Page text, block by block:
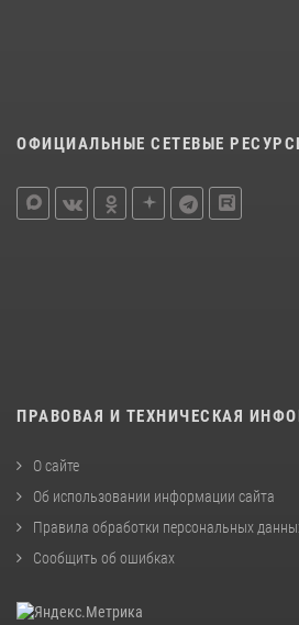
ОФИЦИАЛЬНЫЕ СЕТЕВЫЕ
ПРАВОВАЯ И ТЕХНИЧЕСКАЯ
О сайте
Об использовании информации сайта
Правила обработки персональных
Сообщить об ошибках